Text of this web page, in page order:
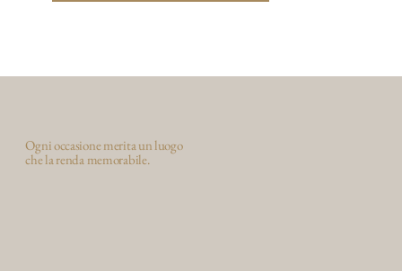
Ogni occasione merita un luogo
che la renda memorabile.